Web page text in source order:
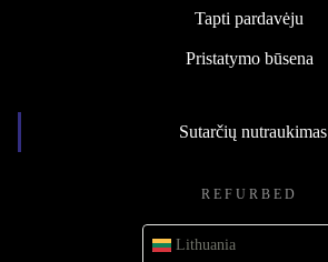
Tapti pardavėju
Pristatymo būsena
Sutarčių nutraukimas
REFURBED
Lithuania